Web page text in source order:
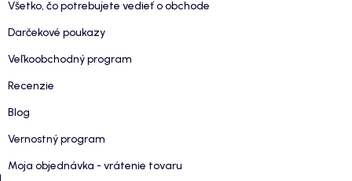
Všetko, čo potrebujete vedieť o obchode
Darčekové poukazy
Veľkoobchodný program
Recenzie
Blog
Vernostný program
Moja objednávka - vrátenie tovaru